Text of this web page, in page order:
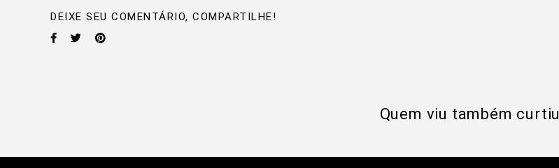
DEIXE SEU COMENTÁRIO, COMPARTILHE!
Quem viu também curtiu